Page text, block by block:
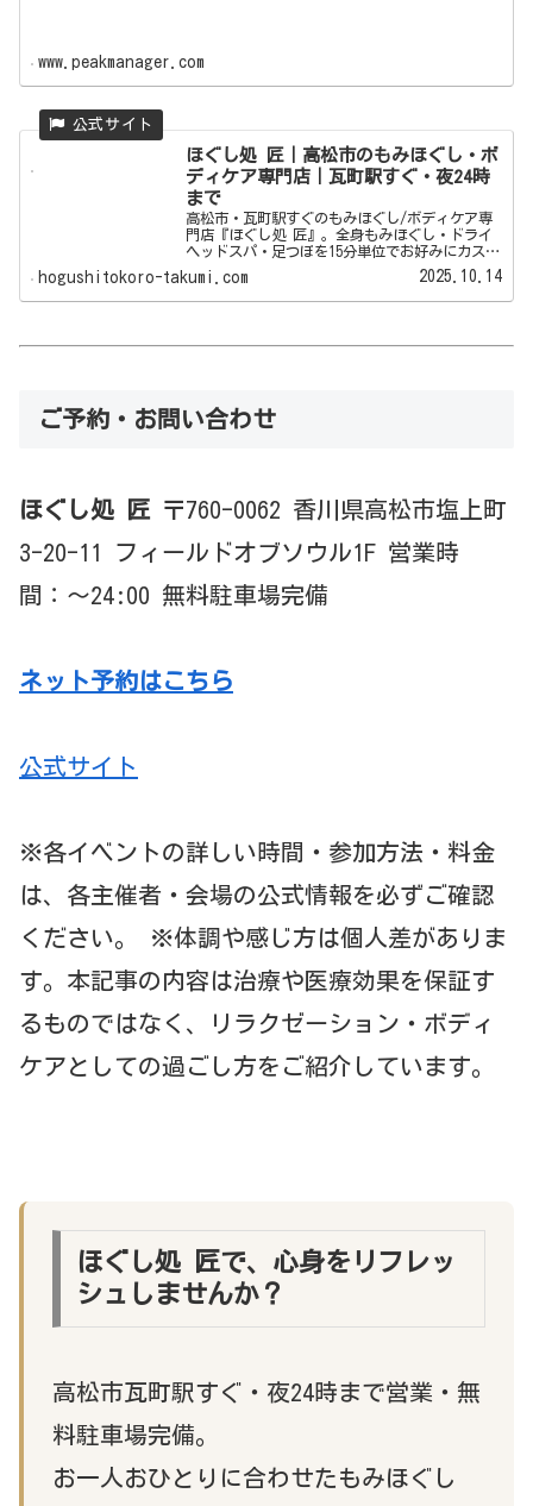
www.peakmanager.com
ほぐし処 匠｜高松市のもみほぐし・ボ
ディケア専門店｜瓦町駅すぐ・夜24時
まで
高松市・瓦町駅すぐのもみほぐし/ボディケア専
門店『ほぐし処 匠』。全身もみほぐし・ドライ
ヘッドスパ・足つぼを15分単位でお好みにカスタ
マイズ。夜24時まで営業・駐車場あり・当日予約
OK。お仕事帰りやお出かけ後のリフレッシュにご
利用ください。
hogushitokoro-takumi.com 2025.10.14
ご予約・お問い合わせ
ほぐし処 匠 〒760-0062 香川県高松市塩上町
3-20-11 フィールドオブソウル1F 営業時
間：〜24:00 無料駐車場完備
ネット予約はこちら
公式サイト
※各イベントの詳しい時間・参加方法・料金
は、各主催者・会場の公式情報を必ずご確認
ください。 ※体調や感じ方は個人差がありま
す。本記事の内容は治療や医療効果を保証す
るものではなく、リラクゼーション・ボディ
ケアとしての過ごし方をご紹介しています。
ほぐし処 匠で、心身をリフレッ
シュしませんか？
高松市瓦町駅すぐ・夜24時まで営業・無
料駐車場完備。
お一人おひとりに合わせたもみほぐし